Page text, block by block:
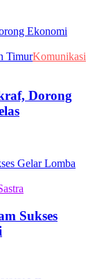
TimurKomunikasi
Dorong
Sukses